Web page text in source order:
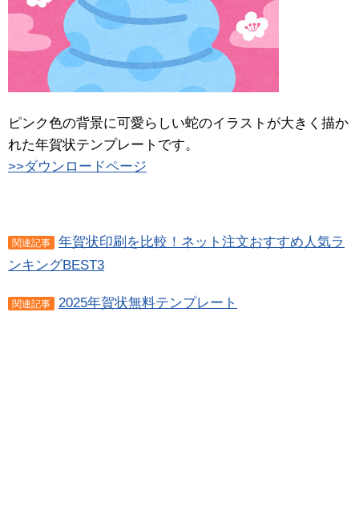
ピンク色の背景に可愛らしい蛇のイラストが大きく描か
れた年賀状テンプレートです。
>>ダウンロードページ
関連記事
年賀状印刷を比較！ネット注文おすすめ人気ラ
ンキングBEST3
関連記事 2025年賀状無料テンプレート